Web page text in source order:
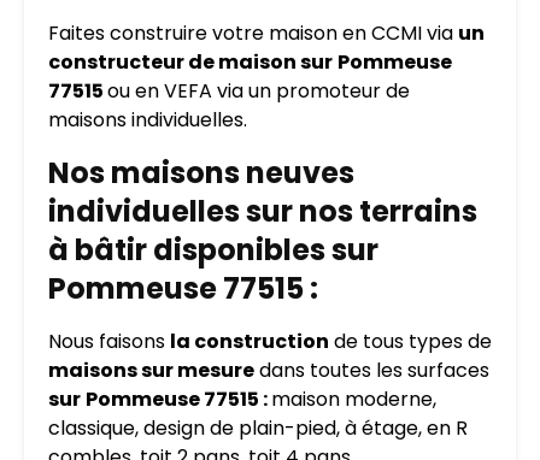
Faites construire votre maison en CCMI via un
constructeur de maison sur Pommeuse
77515ou en VEFA via un promoteur de
maisons individuelles.
Nos maisons neuves
individuelles sur nos terrains
à bâtir disponibles sur
Pommeuse 77515 :
Nous faisons la construction de tous types de
maisons sur mesuredans toutes les surfaces
sur Pommeuse 77515 :maison moderne,
classique, design de plain-pied, à étage, en R